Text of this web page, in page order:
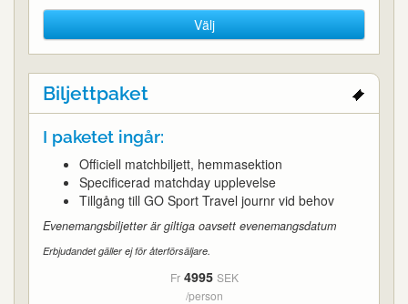
Välj
Biljettpaket
I paketet ingår:
Officiell matchbiljett, hemmasektion
Specificerad matchday upplevelse
Tillgång till GO Sport Travel journr vid behov
Evenemangsbiljetter är giltiga oavsett evenemangsdatum
Erbjudandet gäller ej för återförsäljare.
Fr 4995 SEK
/person